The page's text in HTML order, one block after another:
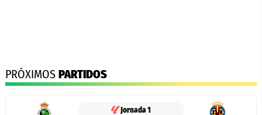
PRÓXIMOS PARTIDOS
Jornada 1